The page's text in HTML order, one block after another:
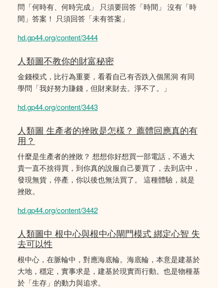
問「何時有、何時完成」 只須要回答「時間」 沒有「時
間」答案！ 只須回答「未有答案」
hd.gp44.org/content/3444
人類圖不教你的財富秘密
金錢模式，比行為重要，看看自己有否跌入個黑洞 有同
學問「我好努力賺錢，但財來財去。淨不了。」
hd.gp44.org/content/3443
人類圖 生產者的挫敗是怎樣？ 薦體回應真的有
用？
什麼是生產者的挫敗？ 想想你好想買一部電話，不過大
貴一直不捨得買，到你真的說服自己要買了，去到店中，
發現無貨，停產，你以後也無法買了。 這種體驗，就是
挫敗。
hd.gp44.org/content/3442
人類圖中 根中心與根中心閘門模式 綁定心智 失
去可以性
根中心，在脈輪中，對應海底輪。海底輪，本意是建基於
大地，穩定，實事求是，建基於現實而行動。也是物種基
於「生存」的動力與追求。